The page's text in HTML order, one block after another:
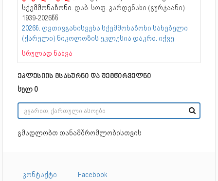
სქემმონაზონი. დაბ. სოფ. კარდენახი (გურჯაანი)
1939-2026წწ
2026წ. ღვთივგანისვენა სქემმონაზონი სანებელი
(ქარელი) ნიკოლოზის ეკლესია დაკრძ. იქვე
სრულად ნახვა
ეკლესიის მსახურნი და შემწირველნი
სულ 0
გმადლობთ თანამშრომლობისთვის
კონტაქტი
Facebook